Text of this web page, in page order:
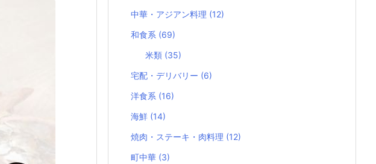
中華・アジアン料理 (12)
和食系 (69)
米類 (35)
宅配・デリバリー (6)
洋食系 (16)
海鮮 (14)
焼肉・ステーキ・肉料理 (12)
町中華 (3)